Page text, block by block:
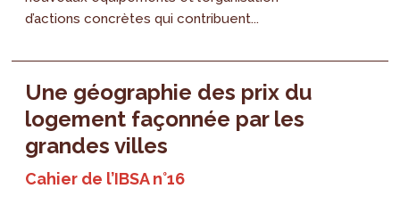
d’actions concrètes qui contribuent...
Une géographie des prix du
logement façonnée par les
grandes villes
Cahier de l’IBSA n°16